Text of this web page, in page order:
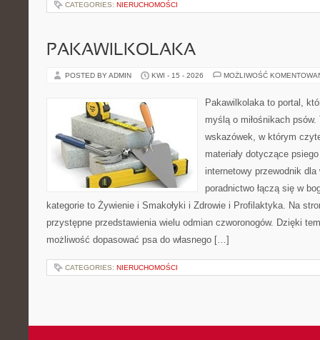
CATEGORIES: NIERUCHOMOŚCI
PAKAWILKOLAKA
POSTED BY ADMIN KWI - 15 - 2026 MOŻLIWOŚĆ
Pakawilkolaka to portal,
myślą o miłośnikach
wskazówek, w którym
materiały dotyczące
internetowy przewodnik
poradnictwo łączą się w
kategorie to Żywienie i Smakołyki i Zdrowie i Profilaktyka. Na
przystępne przedstawienia wielu odmian czworonogów. Dzięki
możliwość dopasować psa do własnego […]
CATEGORIES: NIERUCHOMOŚCI